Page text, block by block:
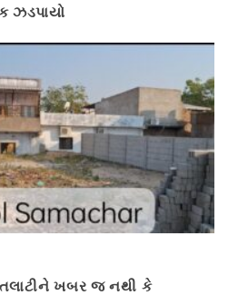
ઝડપાયો
તલાટીને ખબર જ નથી કે